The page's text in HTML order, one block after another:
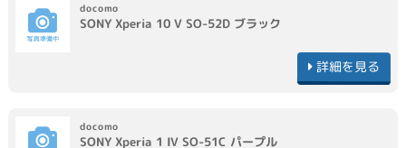
docomo
SONY Xperia 10 V SO-52D ブラック
詳細を見る
docomo
SONY Xperia 1 IV SO-51C パープル